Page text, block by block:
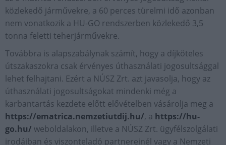
közlekedő járművekre, a 60 perces türelmi idő azonban
nem vonatkozik a HU-GO rendszerben közlekedő 3,5
tonna feletti teherjárművekre.
Továbbra is alapszabálynak számít, hogy a díjköteles
útszakaszokra csak érvényes úthasználati jogosultsággal
lehet felhajtani. Ezért a NÚSZ Zrt. azt javasolja, hogy az
úthasználati jogosultságokat mindenki még a
karbantartás kezdete előtt elővételben vásárolja meg a
https://ematrica.nemzetiutdij.hu/, a https://hu-
go.hu/ weboldalakon, illetve a NÚSZ Zrt. ügyfélszolgálati
irodáiban és viszonteladó partnereinél vagy a Nemzeti